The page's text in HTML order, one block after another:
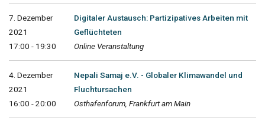
7. Dezember
2021
17:00 - 19:30
Digitaler Austausch: Partizipatives Arbeiten mit
Geflüchteten
Online Veranstaltung
4. Dezember
2021
16:00 - 20:00
Nepali Samaj e.V. - Globaler Klimawandel und
Fluchtursachen
Osthafenforum, Frankfurt am Main